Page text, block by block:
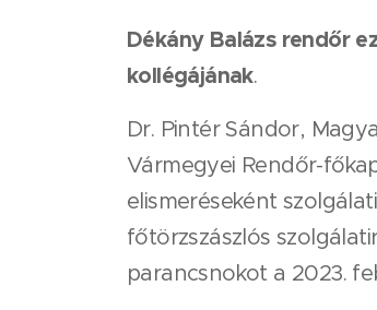
Dékány Balázs rendőr
kollégájának.
Dr. Pintér Sándor,
Vármegyei Rendőr-
elismeréseként
főtörzszászlós
parancsnokot a 2023.